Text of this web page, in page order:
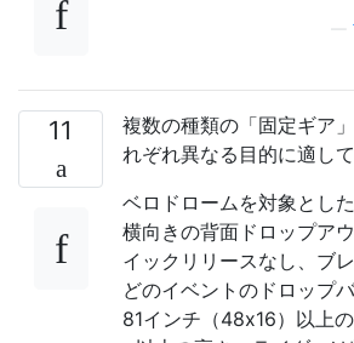
11
複数の種類の「固定ギア
れぞれ異なる目的に適して
ベロドロームを対象とした
横向きの背面ドロップア
イックリリースなし、ブ
どのイベントのドロップ
81インチ（48x16）以上